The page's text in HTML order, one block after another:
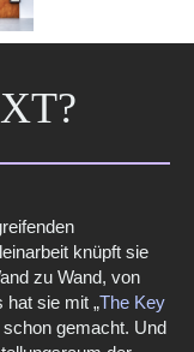
knüpft sie
zu Wand, von
sie mit „The Key
schon gemacht. Und